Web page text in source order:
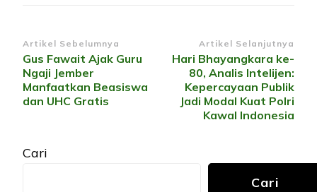
Navigasi
Artikel
Artikel Sebelumnya
Gus Fawait Ajak Guru
Ngaji Jember
Manfaatkan Beasiswa
dan UHC Gratis
Artikel Selanjutnya
Hari Bhayangkara ke-
80, Analis Intelijen:
Kepercayaan Publik
Jadi Modal Kuat Polri
Kawal Indonesia
Cari
Cari